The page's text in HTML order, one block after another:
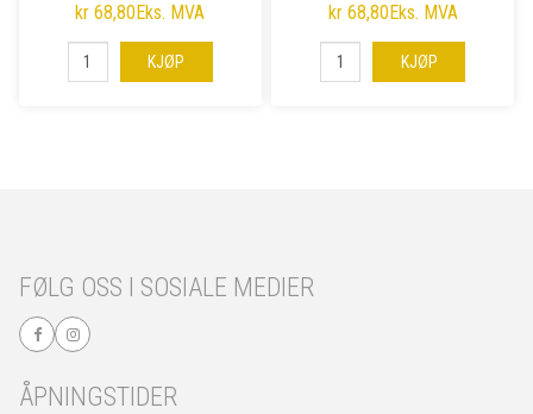
kr 68,80 Eks. MVA
KJØP
kr 68,80 Eks. MVA
KJØP
FØLG OSS I SOSIALE MEDIER
ÅPNINGSTIDER